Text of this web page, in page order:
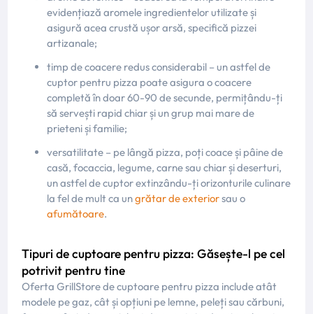
evidențiază aromele ingredientelor utilizate și
asigură acea crustă ușor arsă, specifică pizzei
artizanale;
timp de coacere redus considerabil – un astfel de
cuptor pentru pizza poate asigura o coacere
completă în doar 60-90 de secunde, permițându-ți
să servești rapid chiar și un grup mai mare de
prieteni și familie;
versatilitate – pe lângă pizza, poți coace și pâine de
casă, focaccia, legume, carne sau chiar și deserturi,
un astfel de cuptor extinzându-ți orizonturile culinare
la fel de mult ca ungrătar de exteriorsau o
afumătoare.
Tipuri de cuptoare pentru pizza: Găsește-l pe cel
potrivit pentru tine
Oferta GrillStore de cuptoare pentru pizza include atât
modele pe gaz, cât și opțiuni pe lemne, peleți sau cărbuni,